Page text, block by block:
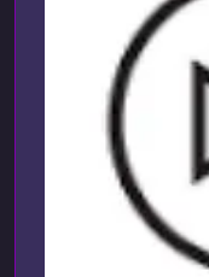
Introduction
Formatting Concepts
Critiquing the Default